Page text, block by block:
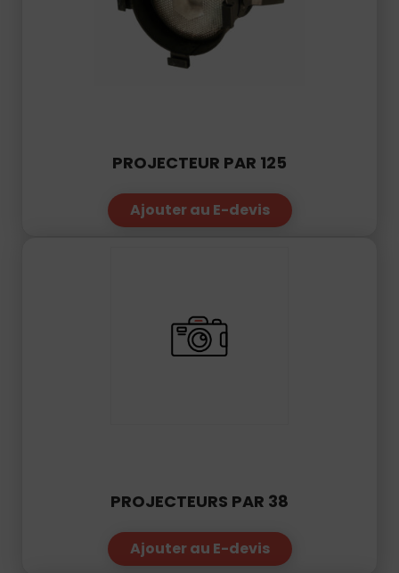
PROJECTEUR PAR 125
Ajouter au E-devis
PROJECTEURS PAR 38
Ajouter au E-devis